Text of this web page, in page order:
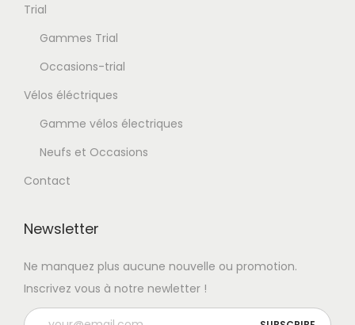
Trial
Gammes Trial
Occasions-trial
Vélos éléctriques
Gamme vélos électriques
Neufs et Occasions
Contact
Newsletter
Ne manquez plus aucune nouvelle ou promotion.
Inscrivez vous à notre newletter !